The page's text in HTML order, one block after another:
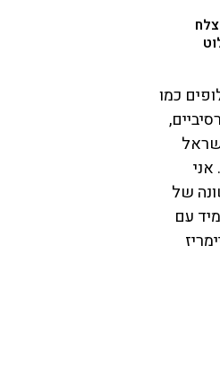
כמו
של
עם